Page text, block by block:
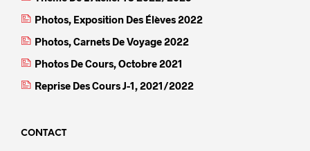
Photos, Exposition Des Élèves 2022
Photos, Carnets De Voyage 2022
Photos De Cours, Octobre 2021
Reprise Des Cours J-1, 2021/2022
CONTACT